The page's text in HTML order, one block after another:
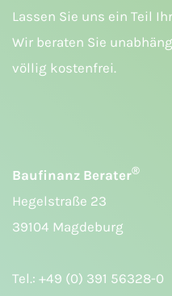
Lassen Sie uns ein Teil
Wir beraten Sie
völlig kostenfrei.
Baufinanz Berater®
Hegelstraße 23
39104 Magdeburg
Tel.: +49 (0) 391 56328-0